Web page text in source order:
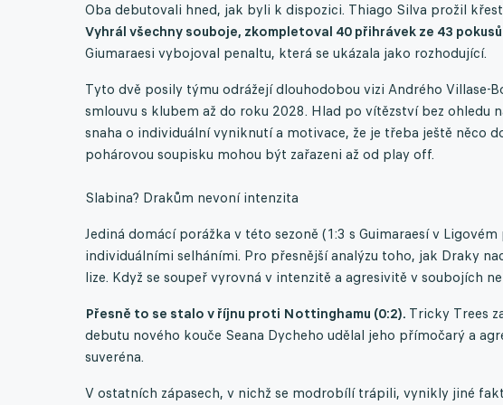
Oba debutovali hned, jak byli k dispozici. Thiago Silva prožil
Vyhrál všechny souboje, zkompletoval 40 přihrávek ze 43
Giumaraesi vybojoval penaltu, která se ukázala jako rozhodující.
Tyto dvě posily týmu odrážejí dlouhodobou vizi Andrého Villase-
smlouvu s klubem až do roku 2028. Hlad po vítězství bez ohledu
snaha o individuální vyniknutí a motivace, že je třeba ještě něco
pohárovou soupisku mohou být zařazeni až od play off.
Slabina? Drakům nevoní intenzita
Jediná domácí porážka v této sezoně (1:3 s Guimaraesí v
individuálními selháními. Pro přesnější analýzu toho, jak Draky
lize. Když se soupeř vyrovná v intenzitě a agresivitě v soubojích
Přesně to se stalo v říjnu proti Nottinghamu (0:2). Tricky Trees
debutu nového kouče Seana Dycheho udělal jeho přímočarý a
suveréna.
V ostatních zápasech, v nichž se modrobílí trápili, vynikly jiné